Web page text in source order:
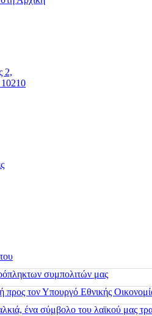
2,
συμπολιτών μας
προς τον Υπουργό Εθνικής
ένα σύμβολο του λαϊκού μας